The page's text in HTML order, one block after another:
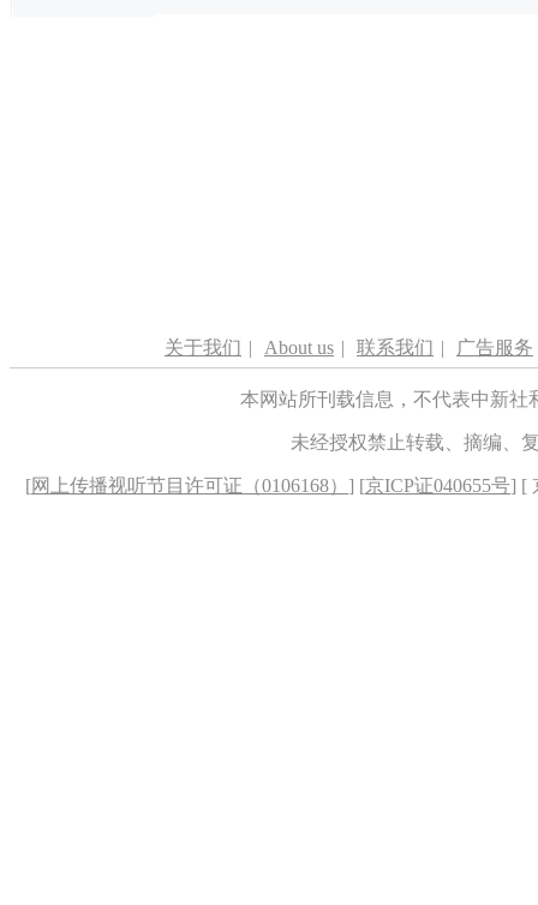
关于我们 | About us | 联系我们 | 广告服务
本网站所刊载信息，不代表中新
未经授权禁止转载、摘编、
[网上传播视听节目许可证（0106168） ] [京ICP证040655号] [